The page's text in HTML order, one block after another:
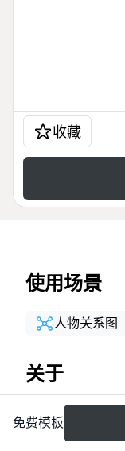
收藏
使用场景
人物关系图
关于
『ブレイヴガー
れた大規模なキ
免费模板